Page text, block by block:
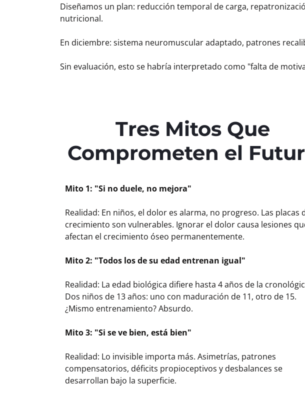
Diseñamos un plan: reducción temporal de carga,
nutricional.
En diciembre: sistema neuromuscular adaptado, patrones
Sin evaluación, esto se habría interpretado como "falta de
Tres Mitos Que
Comprometen el
Mito 1: "Si no duele, no mejora"
Realidad: En niños, el dolor es alarma, no progreso. Las placas
crecimiento son vulnerables. Ignorar el dolor causa lesiones
afectan el crecimiento óseo permanentemente.
Mito 2: "Todos los de su edad entrenan igual"
Realidad: La edad biológica difiere hasta 4 años de la
Dos niños de 13 años: uno con maduración de 11, otro de 15.
¿Mismo entrenamiento? Absurdo.
Mito 3: "Si se ve bien, está bien"
Realidad: Lo invisible importa más. Asimetrías, patrones
compensatorios, déficits propioceptivos y desbalances se
desarrollan bajo la superficie.